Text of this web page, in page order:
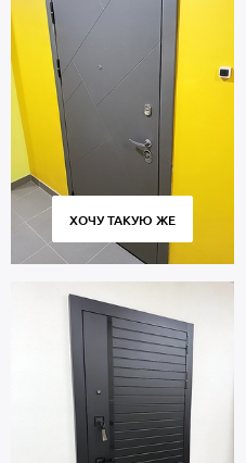
ХОЧУ ТАКУЮ ЖЕ